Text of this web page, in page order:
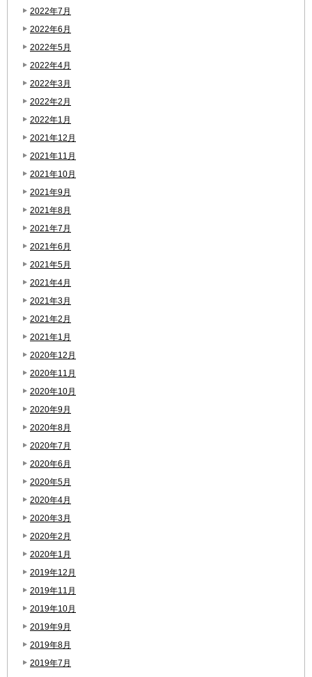
2022年7月
2022年6月
2022年5月
2022年4月
2022年3月
2022年2月
2022年1月
2021年12月
2021年11月
2021年10月
2021年9月
2021年8月
2021年7月
2021年6月
2021年5月
2021年4月
2021年3月
2021年2月
2021年1月
2020年12月
2020年11月
2020年10月
2020年9月
2020年8月
2020年7月
2020年6月
2020年5月
2020年4月
2020年3月
2020年2月
2020年1月
2019年12月
2019年11月
2019年10月
2019年9月
2019年8月
2019年7月